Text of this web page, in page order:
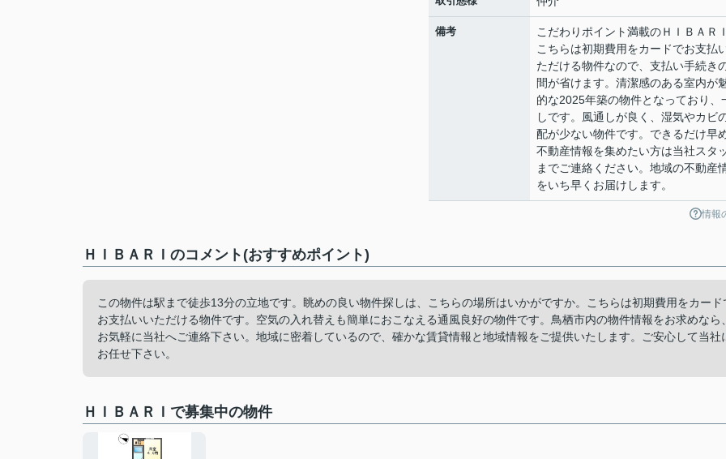
備考
こだわりポイント満載のＨＩＢＡＲ
こちらは初期費用をカードでお支払
ただける物件なので、支払い手続き
間が省けます。清潔感のある室内が
的な2025年築の物件となっており、
しです。風通しが良く、湿気やカビ
配が少ない物件です。できるだけ早
不動産情報を集めたい方は当社スタ
までご連絡ください。地域の不動産
をいち早くお届けします。
情報
ＨＩＢＡＲＩのコメント(おすすめポイント)
この物件は駅まで徒歩13分の立地です。眺めの良い物件探しは、こちらの場所はいかがですか。こちらは初期費用をカード
お支払いいただける物件です。空気の入れ替えも簡単におこなえる通風良好の物件です。鳥栖市内の物件情報をお求めなら
お気軽に当社へご連絡下さい。地域に密着しているので、確かな賃貸情報と地域情報をご提供いたします。ご安心して当社
お任せ下さい。
ＨＩＢＡＲＩで募集中の物件